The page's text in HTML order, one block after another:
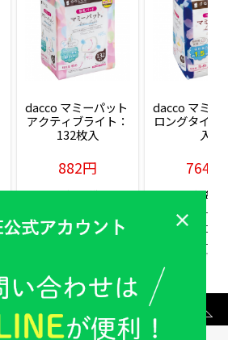
dacco マミーパット
アクティブライト：
132枚入
882円
販売価格(税込)
dacco マミー
ロングタイム
入
764円
販売価格(税
もっと見る